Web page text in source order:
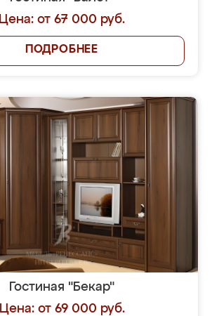
Цена: от 67 000 руб.
ПОДРОБНЕЕ
Гостиная "Бекар"
Цена: от 69 000 руб.